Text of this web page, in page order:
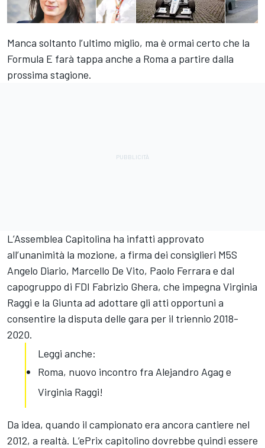
Manca soltanto l’ultimo miglio, ma è ormai certo che la
Formula E farà tappa anche a Roma a partire dalla
prossima stagione.
L’Assemblea Capitolina ha infatti approvato
all’unanimità la mozione, a firma dei consiglieri M5S
Angelo Diario, Marcello De Vito, Paolo Ferrara e dal
capogruppo di FDI Fabrizio Ghera, che impegna Virginia
Raggi e la Giunta ad adottare gli atti opportuni a
consentire la disputa delle gara per il triennio 2018-
2020.
Leggi anche:
Roma, nuovo incontro fra Alejandro Agag e
Virginia Raggi!
Da idea, quando il campionato era ancora cantiere nel
2012, a realtà. L’ePrix capitolino dovrebbe quindi essere